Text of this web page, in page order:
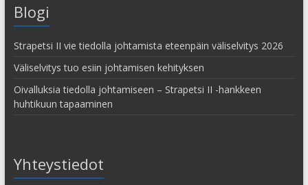
Blogi
Strapetsi II vie tiedolla johtamista eteenpäin väliselvitys 2026
Väliselvitys tuo esiin johtamisen kehityksen
Oivalluksia tiedolla johtamiseen – Strapetsi II -hankkeen
huhtikuun tapaaminen
Yhteystiedot